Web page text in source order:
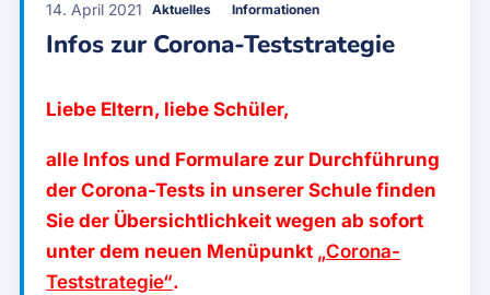
14. April 2021 Aktuelles Informationen
Infos zur Corona-Teststrategie
Liebe Eltern, liebe Schüler,
alle Infos und Formulare zur Durchführung
der Corona-Tests in unserer Schule finden
Sie der Übersichtlichkeit wegen ab sofort
unter dem neuen Menüpunkt „Corona-
Teststrategie“.